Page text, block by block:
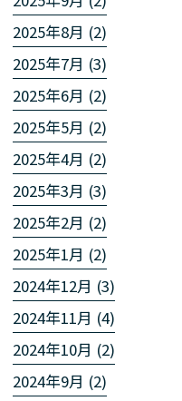
2025年8月 (2)
2025年7月 (3)
2025年6月 (2)
2025年5月 (2)
2025年4月 (2)
2025年3月 (3)
2025年2月 (2)
2025年1月 (2)
2024年12月 (3)
2024年11月 (4)
2024年10月 (2)
2024年9月 (2)